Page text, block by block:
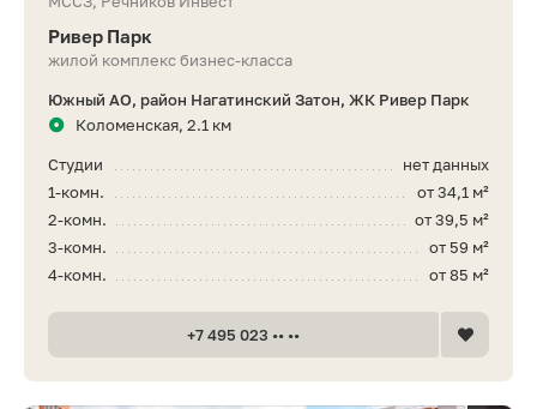
Ривер Парк
жилой комплекс бизнес-класса
Южный АО, район Нагатинский Затон, ЖК Ривер Парк
Коломенская, 2.1 км
нет данных
Студии
от 34,1 м²
1-комн.
от 39,5 м²
2-комн.
от 59 м²
3-комн.
от 85 м²
4-комн.
+7 495 023 •• ••